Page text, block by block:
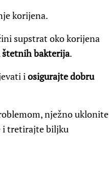
korijena.
supstrat oko korijena
bakterija.
iosigurajte dobru
nježno uklonite
i tretirajte biljku